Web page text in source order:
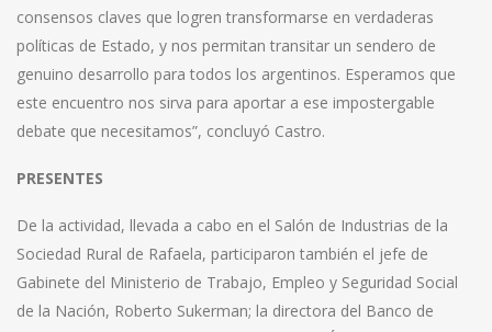
consensos claves que logren transformarse en verdaderas
políticas de Estado, y nos permitan transitar un sendero de
genuino desarrollo para todos los argentinos. Esperamos que
este encuentro nos sirva para aportar a ese impostergable
debate que necesitamos”, concluyó Castro.
PRESENTES
De la actividad, llevada a cabo en el Salón de Industrias de la
Sociedad Rural de Rafaela, participaron también el jefe de
Gabinete del Ministerio de Trabajo, Empleo y Seguridad Social
de la Nación, Roberto Sukerman; la directora del Banco de